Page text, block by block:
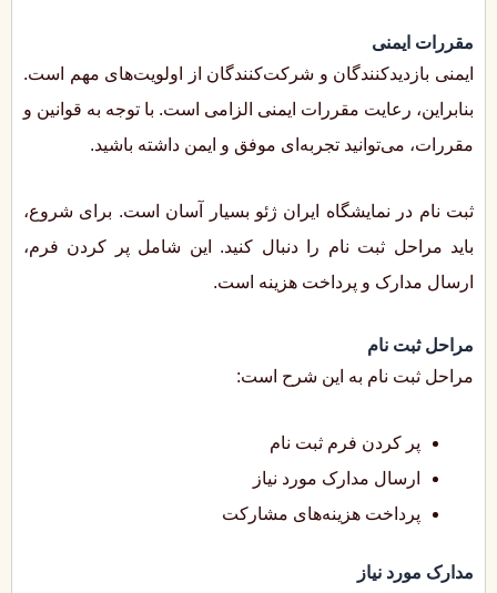
مقررات ایمنی
ایمنی بازدیدکنندگان و شرکت‌کنندگان از اولویت‌های مهم است.
بنابراین، رعایت مقررات ایمنی الزامی است. با توجه به قوانین و
مقررات، می‌توانید تجربه‌ای موفق و ایمن داشته باشید.
ثبت نام در نمایشگاه ایران ژئو بسیار آسان است. برای شروع،
باید مراحل ثبت نام را دنبال کنید. این شامل پر کردن فرم،
ارسال مدارک و پرداخت هزینه است.
مراحل ثبت نام
مراحل ثبت نام به این شرح است:
پر کردن فرم ثبت نام
ارسال مدارک مورد نیاز
پرداخت هزینه‌های مشارکت
مدارک مورد نیاز